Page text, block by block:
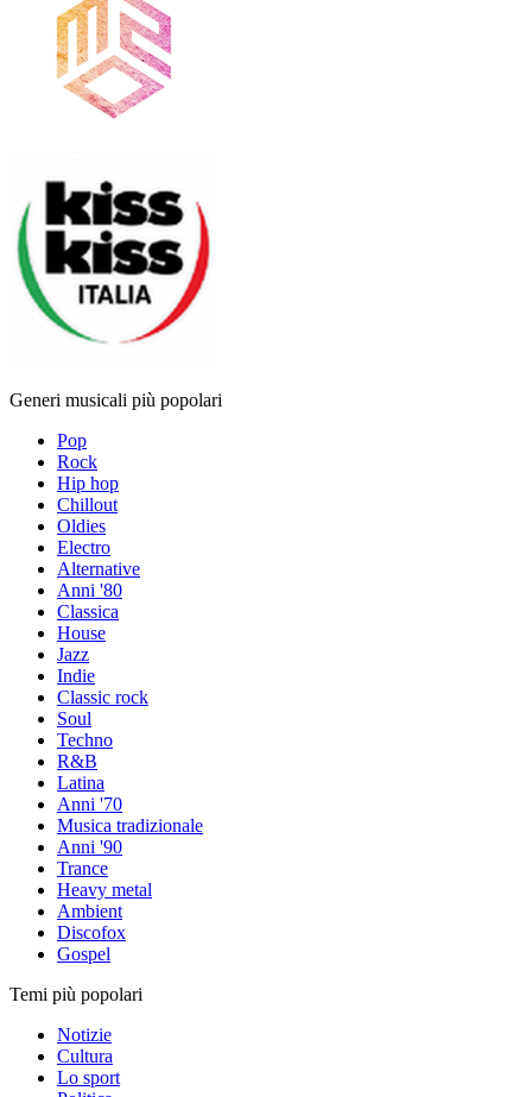
Generi musicali più popolari
Pop
Rock
Hip hop
Chillout
Oldies
Electro
Alternative
Anni '80
Classica
House
Jazz
Indie
Classic rock
Soul
Techno
R&B
Latina
Anni '70
Musica tradizionale
Anni '90
Trance
Heavy metal
Ambient
Discofox
Gospel
Temi più popolari
Notizie
Cultura
Lo sport